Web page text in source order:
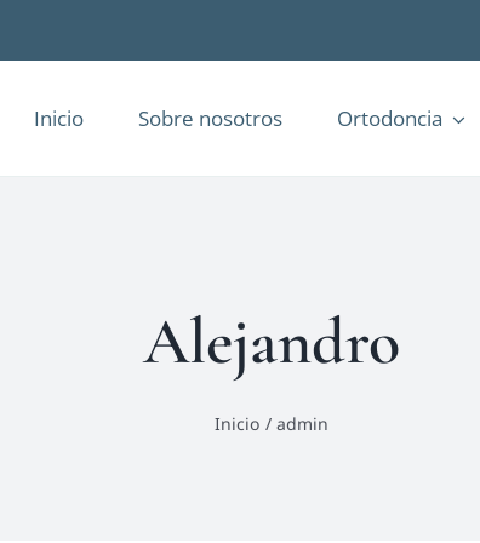
Inicio Sobre nosotros Ortodoncia
Alejandro
Inicio admin